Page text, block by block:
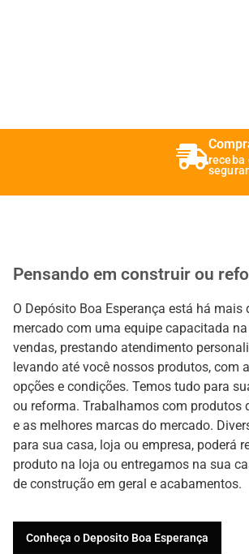
receba
Pensando em construir ou
O Depósito Boa Esperança está há mais
mercado com uma equipe capacitada
vendas, prestando atendimento
levando até você nossos produtos, com
opções e condições. Temos tudo para
ou reforma. Trabalhamos com produtos
e as melhores marcas do mercado.
para sua casa, loja ou empresa, poderá
produto na loja ou entregamos na sua
de construção em geral e acabamentos.
Conheça o Deposito Boa Esperança